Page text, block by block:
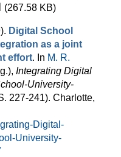
(267.58 KB)
Digital School
as a joint
effort. In M. R.
, Integrating Digital
University-
227-241). Charlotte,
Digital-
University-